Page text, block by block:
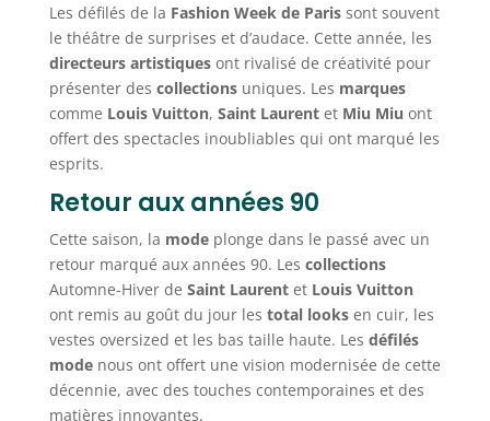
Les défilés de la Fashion Week de Parissont souvent
le théâtre de surprises et d’audace. Cette année, les
directeurs artistiquesont rivalisé de créativité pour
présenter des collectionsuniques. Les marques
comme Louis Vuitton, Saint Laurentet Miu Miu ont
offert des spectacles inoubliables qui ont marqué les
esprits.
Retour aux années 90
Cette saison, la modeplonge dans le passé avec un
retour marqué aux années 90. Les collections
Automne-Hiver de Saint Laurentet Louis Vuitton
ont remis au goût du jour les total looksen cuir, les
vestes oversized et les bas taille haute. Les défilés
modenous ont offert une vision modernisée de cette
décennie, avec des touches contemporaines et des
matières innovantes.